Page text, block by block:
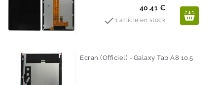
Prix
40.41 €
1 article en stock
Ecran (Officiel) - Galaxy Tab A8 10.5